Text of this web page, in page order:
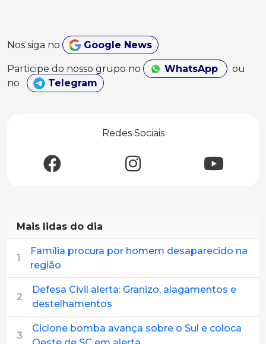
Nos siga no Google News
Participe do nosso grupo no WhatsApp
ou
no
Telegram
Redes Sociais
Mais lidas do dia
1
Família procura por homem desaparecido na
região
2
Defesa Civil alerta: Granizo, alagamentos e
destelhamentos
3
Ciclone bomba avança sobre o Sul e coloca